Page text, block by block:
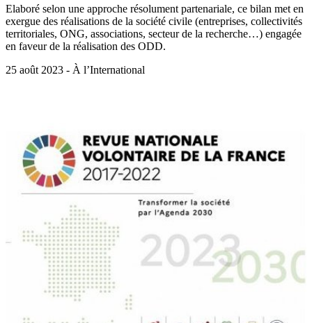
Elaboré selon une approche résolument partenariale, ce bilan met en
exergue des réalisations de la société civile (entreprises, collectivités
territoriales, ONG, associations, secteur de la recherche…) engagée
en faveur de la réalisation des ODD.
25 août 2023 - À l’International